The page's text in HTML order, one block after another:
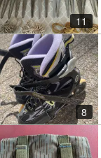
11
8